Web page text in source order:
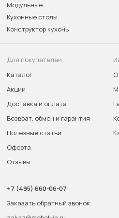
Модульные
Кухонные столы
Конструктор кухонь
Для покупателей
Каталог
Акции
Доставка и оплата
Возврат, обмен и гарантия
Полезные статьи
Оферта
Отзывы
О
+7 (495) 660-06-07
Заказать обратный звонок